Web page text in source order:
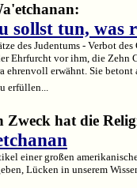
sollst tun, was
des Judentums - Verbot
Ehrfurcht vor ihm, die Zehn
ehrenvoll erwähnt. Sie
erfüllen...
Zweck hat die
einer großen
Lücken in unserem